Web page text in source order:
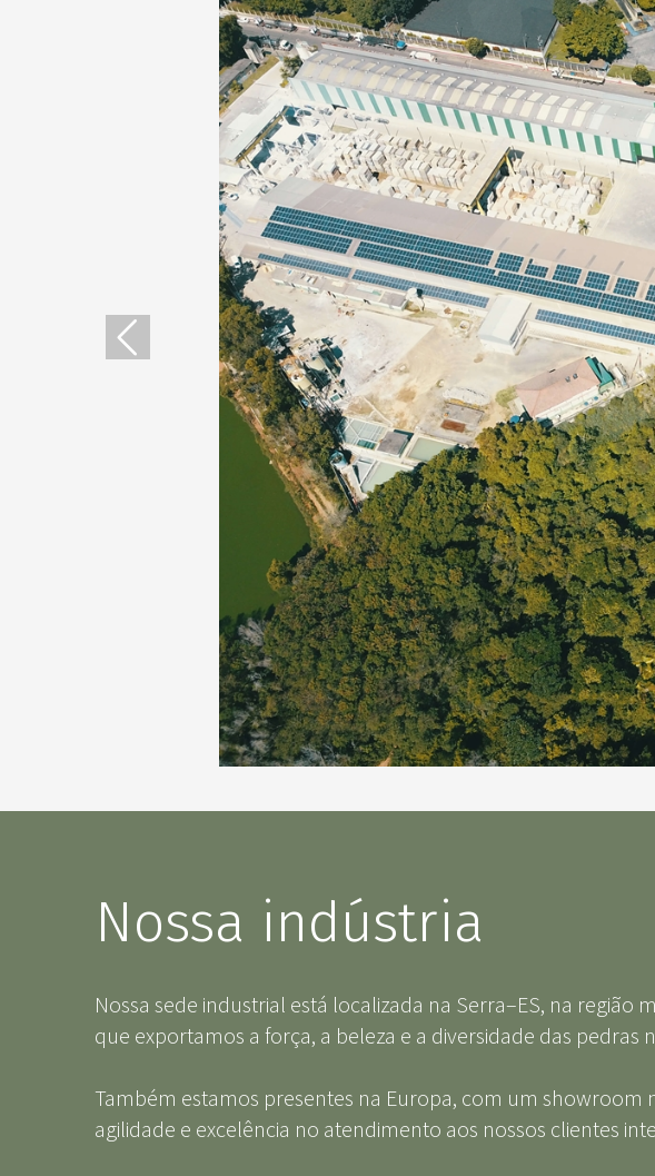
Nossa indústria
Nossa sede industrial está localizada na Serra–ES, na região
que exportamos a força, a beleza e a diversidade das pedras
Também estamos presentes na Europa, com um showroom
agilidade e excelência no atendimento aos nossos clientes